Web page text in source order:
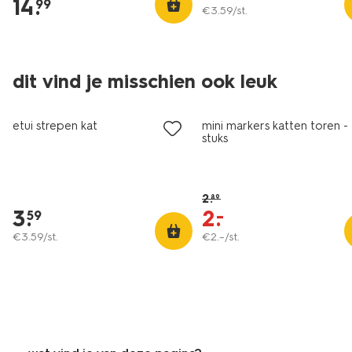
14.
99 €3.59/st.
dit vind je misschien ook leuk
etui strepen kat
3.
59
€3.59/st.
sale
mini markers katten toren -
stuks
2.89
2.
–
€2.–/st.